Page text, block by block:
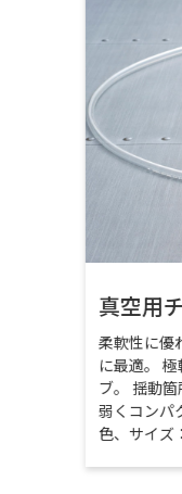
真空用
柔軟性に優
に最適。
ブ。 揺動
弱くコンパ
色、サイズ